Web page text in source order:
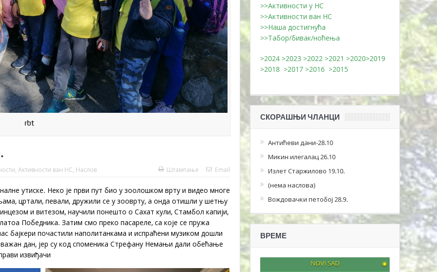
rbt
Активности ван НС Наслов Штампање Email
утиске. Неко је први пут био у зоолошком врту и видео многе
цртали, певали, дружили се у зооврту, а онда отишли у шетњу
и витезом, научили понешто о Сахат кули, Стамбол капији,
Победника. Затим смо преко пасареле, са које се пружа
бајкери почастили наполитанкама и испраћени музиком дошли
дан, јер су код споменика Стрефану Немањи дали обећање
извиђачи
>>Активности у НС
>>Активности ван НС
>>Наша достигнућа
>>Табор/бивак/ноћења
>2024 >2023 >2022 >2021 >2020>2019
>2018 >2017 >2016 >2015
СКОРАШЊИ ЧЛАНЦИ
Антићеви дани-28.10
Микин илегалац 26.10
Излет Старжилово 19.10.
(нема наслова)
Вождовачки петобој 28.9.
ВРЕМЕ
NOVI SAD ◉